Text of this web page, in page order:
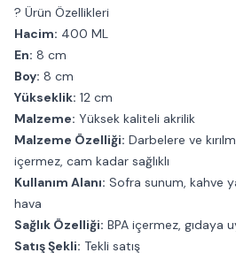
? Ürün Özellikleri
Hacim: 400 ML
En: 8 cm
Boy: 8 cm
Yükseklik: 12 cm
Malzeme: Yüksek kaliteli akrilik
Malzeme Özelliği: Darbelere ve
içermez, cam kadar sağlıklı
Kullanım Alanı: Sofra sunum, kahve
hava
Sağlık Özelliği: BPA içermez, gıdaya
Satış Şekli: Tekli satış